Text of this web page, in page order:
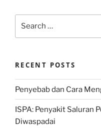
RECENT POSTS
Penyebab dan Cara
ISPA: Penyakit Saluran
Diwaspadai